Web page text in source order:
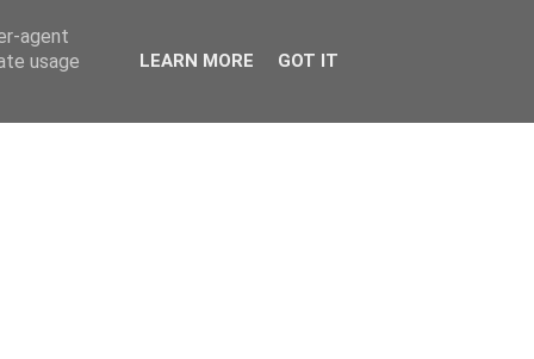
agent
usage
LEARN MORE GOT IT